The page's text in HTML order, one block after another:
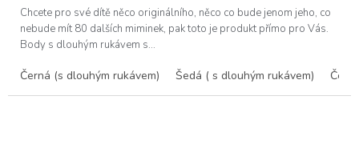
Chcete pro své dítě něco originálního, něco co bude jenom jeho, co
nebude mít 80 dalších miminek, pak toto je produkt přímo pro Vás.
Body s dlouhým rukávem s...
Černá (s dlouhým rukávem) Šedá ( s dlouhým rukávem)